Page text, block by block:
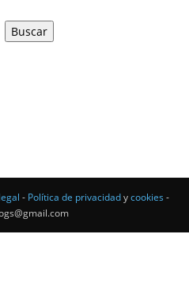
Buscar
- Política de privacidadycookies -